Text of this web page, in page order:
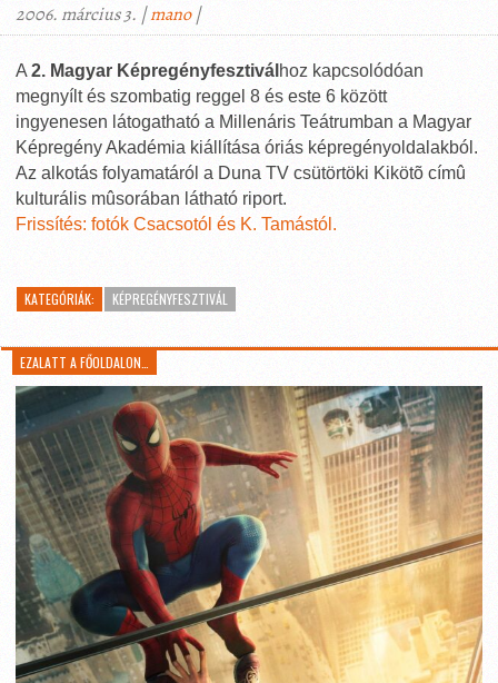
2006. március 3. |mano|
A 2. Magyar Képregényfesztivál hoz kapcsolódóan
megnyílt és szombatig reggel 8 és este 6 között
ingyenesen látogatható a Millenáris Teátrumban a Magyar
Képregény Akadémia kiállítása óriás képregényoldalakból.
Az alkotás folyamatáról a Duna TV csütörtöki Kikötõ címû
kulturális mûsorában látható riport.
Frissítés: fotók Csacsotól és K. Tamástól.
KATEGÓRIÁK: KÉPREGÉNYFESZTIVÁL
EZALATT A FŐOLDALON…